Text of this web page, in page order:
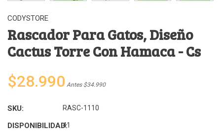
CODYSTORE
Rascador Para Gatos, Diseño
Cactus Torre Con Hamaca - Cs
$28.990 Antes $34.990
SKU: RASC-1110
DISPONIBILIDAD:
41